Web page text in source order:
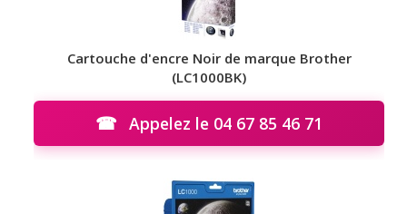
Cartouche d'encre Noir de marque Brother
(LC1000BK)
☎ Appelez le 04 67 85 46 71